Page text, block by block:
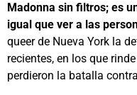
Madonna sin filtros; es
igual que ver a las
queer de Nueva York la
recientes, en los que
perdieron la batalla